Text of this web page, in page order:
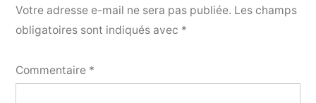
Votre adresse e-mail ne sera pas publiée. Les champs
obligatoires sont indiqués avec *
Commentaire *